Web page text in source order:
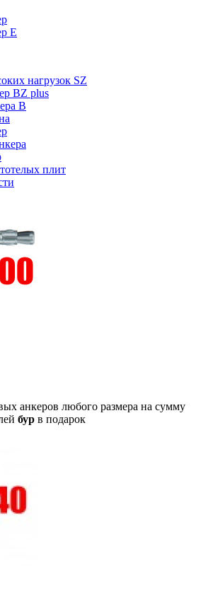
Е
нагрузок SZ
BZ plus
В
плит
анкеров любого размера на сумму
бур в подарок